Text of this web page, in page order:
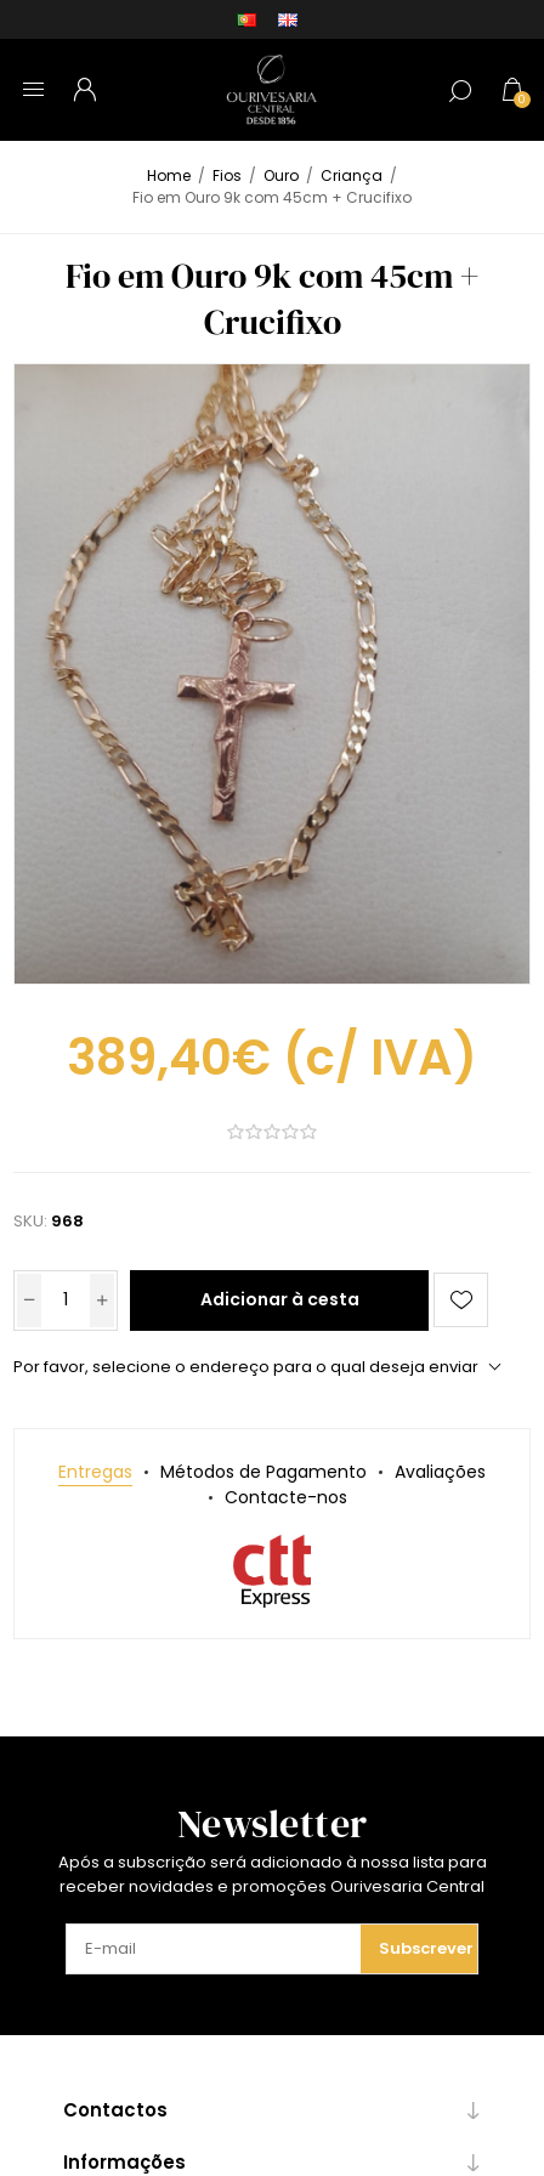
0
Home / Fios / Ouro / Criança /
Fio em Ouro 9k com 45cm + Crucifixo
Fio em Ouro 9k com 45cm +
Crucifixo
389,40€ (c/ IVA)
SKU: 968
Adicionar à cesta
Por favor, selecione o endereço para o qual deseja enviar
Entregas Métodos de Pagamento
Avaliações
Contacte-nos
Newsletter
Após a subscrição será adicionado à nossa lista para
receber novidades e promoções Ourivesaria Central
Subscrever
Contactos
Informações